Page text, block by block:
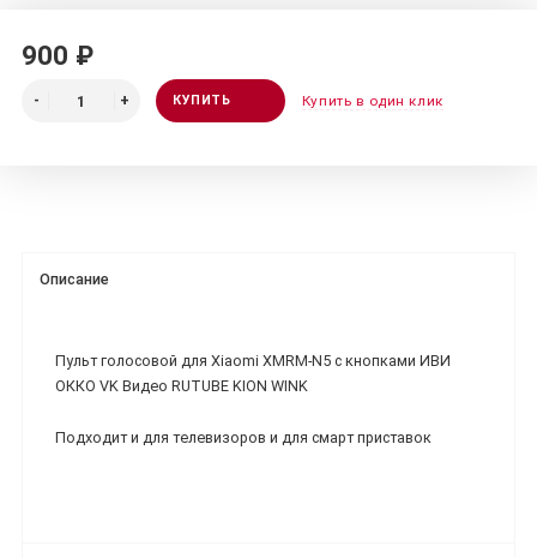
900 ₽
КУПИТЬ Купить в один клик
Описание
Пульт голосовой для Xiaomi XMRM-N5 c кнопками ИВИ
ОККО VK Видео RUTUBE KION WINK
Подходит и для телевизоров и для смарт приставок